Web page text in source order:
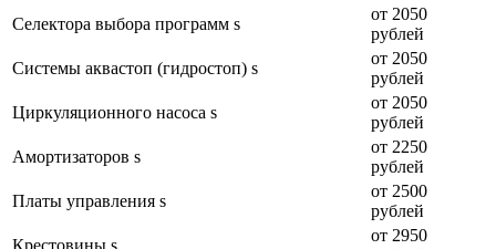
Селектора выбора программ s
от 2050
рублей
Системы аквастоп (гидростоп) s
от 2050
рублей
Циркуляционного насоса s
от 2050
рублей
Амортизаторов s
от 2250
рублей
Платы управления s
от 2500
рублей
Крестовины s
от 2950